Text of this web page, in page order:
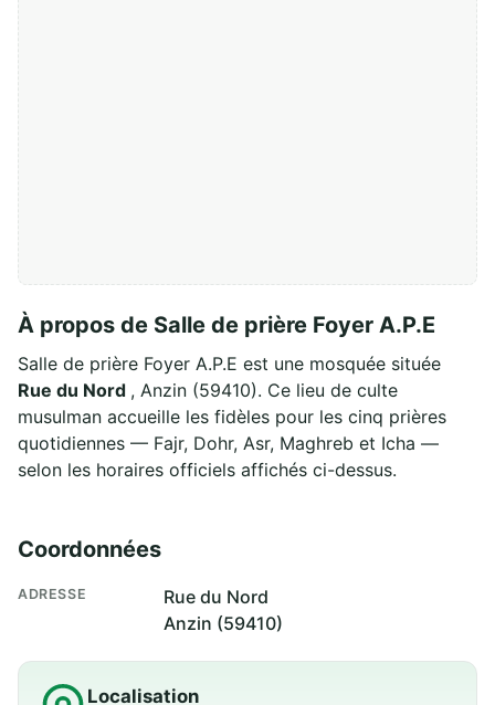
À propos de Salle de prière Foyer A.P.E
Salle de prière Foyer A.P.E est une mosquée située
Rue du Nord , Anzin (59410). Ce lieu de culte
musulman accueille les fidèles pour les cinq prières
quotidiennes — Fajr, Dohr, Asr, Maghreb et Icha —
selon les horaires officiels affichés ci-dessus.
Coordonnées
ADRESSE
Rue du Nord
Anzin (59410)
Localisation